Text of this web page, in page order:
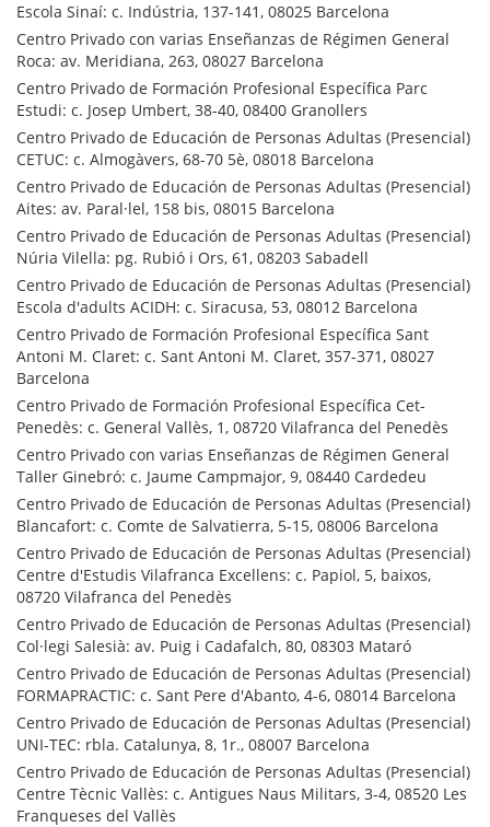
Escola Sinaí: c. Indústria, 137-141, 08025 Barcelona
Centro Privado con varias Enseñanzas de Régimen General
Roca: av. Meridiana, 263, 08027 Barcelona
Centro Privado de Formación Profesional Específica Parc
Estudi: c. Josep Umbert, 38-40, 08400 Granollers
Centro Privado de Educación de Personas Adultas (Presencial)
CETUC: c. Almogàvers, 68-70 5è, 08018 Barcelona
Centro Privado de Educación de Personas Adultas (Presencial)
Aites: av. Paral·lel, 158 bis, 08015 Barcelona
Centro Privado de Educación de Personas Adultas (Presencial)
Núria Vilella: pg. Rubió i Ors, 61, 08203 Sabadell
Centro Privado de Educación de Personas Adultas (Presencial)
Escola d'adults ACIDH: c. Siracusa, 53, 08012 Barcelona
Centro Privado de Formación Profesional Específica Sant
Antoni M. Claret: c. Sant Antoni M. Claret, 357-371, 08027
Barcelona
Centro Privado de Formación Profesional Específica Cet-
Penedès: c. General Vallès, 1, 08720 Vilafranca del Penedès
Centro Privado con varias Enseñanzas de Régimen General
Taller Ginebró: c. Jaume Campmajor, 9, 08440 Cardedeu
Centro Privado de Educación de Personas Adultas (Presencial)
Blancafort: c. Comte de Salvatierra, 5-15, 08006 Barcelona
Centro Privado de Educación de Personas Adultas (Presencial)
Centre d'Estudis Vilafranca Excellens: c. Papiol, 5, baixos,
08720 Vilafranca del Penedès
Centro Privado de Educación de Personas Adultas (Presencial)
Col·legi Salesià: av. Puig i Cadafalch, 80, 08303 Mataró
Centro Privado de Educación de Personas Adultas (Presencial)
FORMAPRACTIC: c. Sant Pere d'Abanto, 4-6, 08014 Barcelona
Centro Privado de Educación de Personas Adultas (Presencial)
UNI-TEC: rbla. Catalunya, 8, 1r., 08007 Barcelona
Centro Privado de Educación de Personas Adultas (Presencial)
Centre Tècnic Vallès: c. Antigues Naus Militars, 3-4, 08520 Les
Franqueses del Vallès